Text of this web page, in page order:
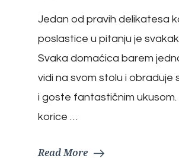
Jedan od pravih delikatesa
poslastice u pitanju je
Svaka domaćica barem
vidi na svom stolu i obraduje
i goste fantastičnim
korice …
Read More